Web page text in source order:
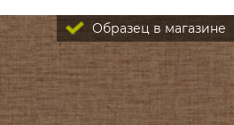
Образец в магазине